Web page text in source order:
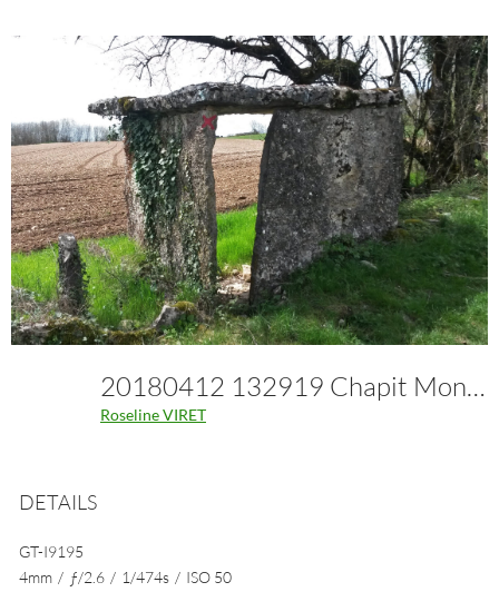
20180412 132919 Chapit Mont Cornu
Roseline VIRET
DETAILS
GT-I9195
4mm / ƒ/2.6 / 1/474s / ISO 50